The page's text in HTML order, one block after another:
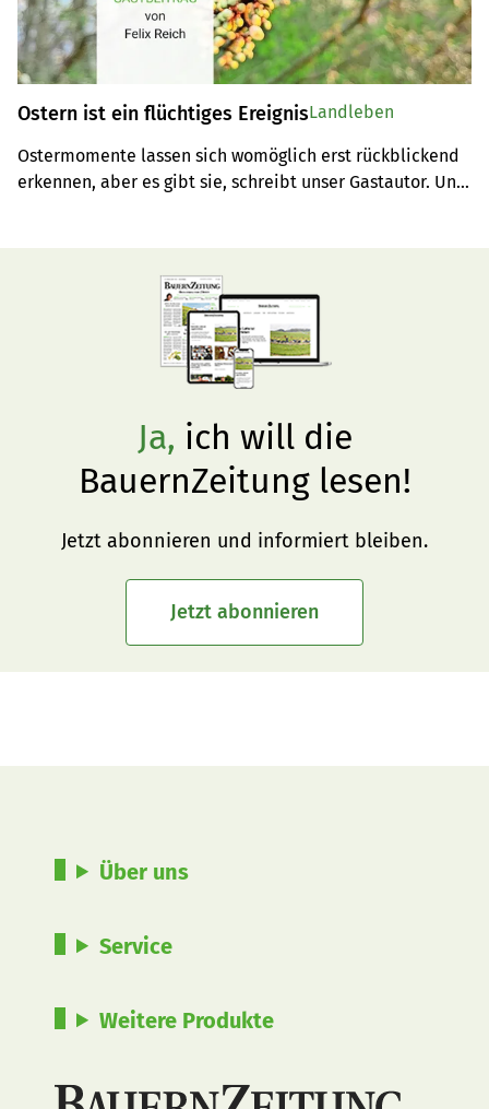
Ostern ist ein flüchtiges Ereignis
Ostermomente lassen sich womöglich erst rückblickend
erkennen, aber es gibt sie, schreibt unser Gastautor. Und
Landleben
Ja, ich will die
BauernZeitung lesen!
Jetzt abonnieren und informiert bleiben.
Jetzt abonnieren
Über uns
Service
Weitere Produkte